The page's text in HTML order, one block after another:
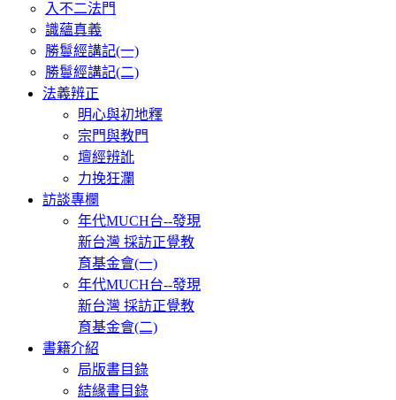
入不二法門
識蘊真義
勝鬘經講記(一)
勝鬘經講記(二)
法義辨正
明心與初地釋
宗門與教門
壇經辨訛
力挽狂瀾
訪談專欄
年代MUCH台--發現
新台灣 採訪正覺教
育基金會(一)
年代MUCH台--發現
新台灣 採訪正覺教
育基金會(二)
書籍介紹
局版書目錄
結緣書目錄